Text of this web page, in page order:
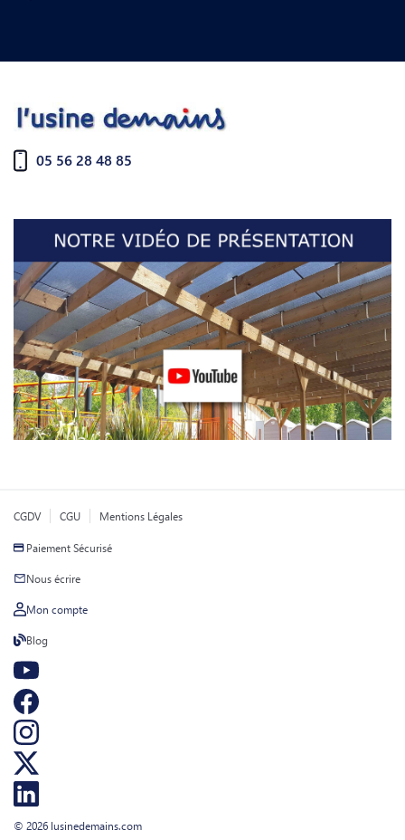
05 56 28 48 85
CGDV CGU Mentions Légales
Paiement Sécurisé
Nous écrire
Mon compte
Blog
© 2026 lusinedemains.com